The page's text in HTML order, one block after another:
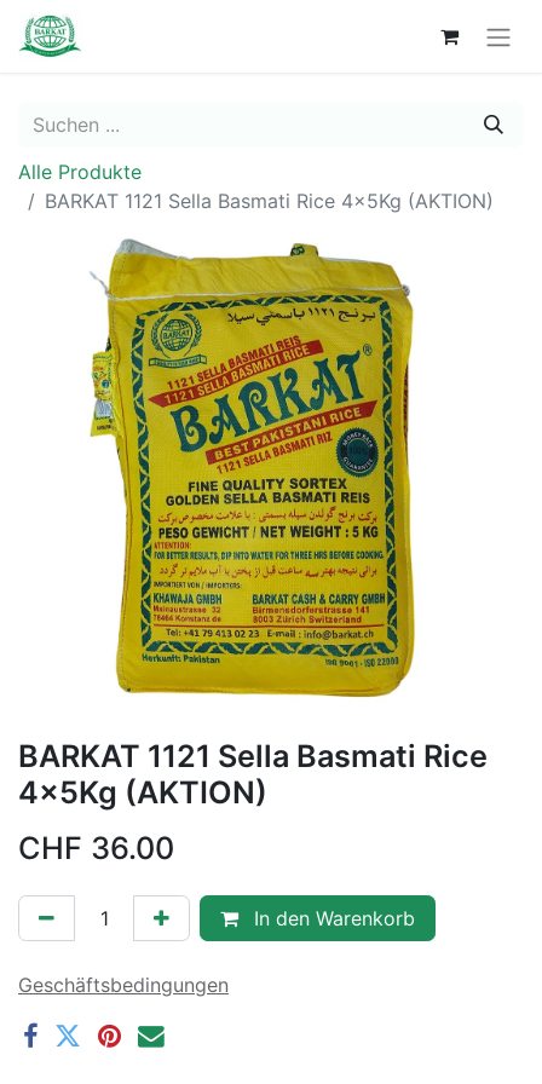
Alle Produkte
BARKAT 1121 Sella Basmati Rice 4x5Kg (AKTION)
BARKAT 1121 Sella Basmati Rice
4x5Kg (AKTION)
CHF 36.00
In den Warenkorb
Geschäftsbedingungen